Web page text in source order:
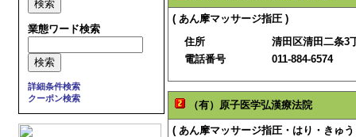
業態ワード検索
詳細条件検索
クーポン検索
( あん摩マッサージ指圧 )
住所
清田区清田二条3
電話番号
011-884-6574
（有）原子医学弘漢療法院
( あん摩マッサージ指圧・はり・きゅ